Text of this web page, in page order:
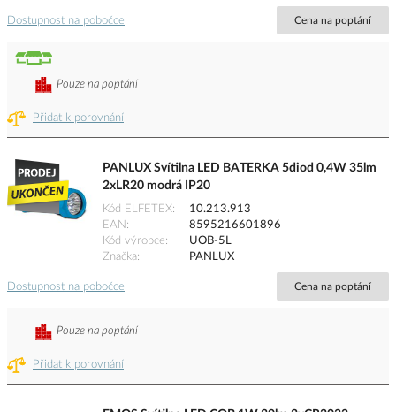
Dostupnost na pobočce Cena na poptání
Přidat k porovnání
Pouze na poptání
PANLUX Svítilna LED BATERKA 5diod 0,4W 35lm
2xLR20 modrá IP20
Kód ELFETEX
10.213.913
EAN
8595216601896
Kód výrobce
UOB-5L
Značka
PANLUX
Dostupnost na pobočce Cena na poptání
Přidat k porovnání
Pouze na poptání